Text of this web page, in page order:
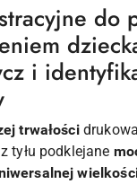
do
i
trwałości
tyłu podklejane